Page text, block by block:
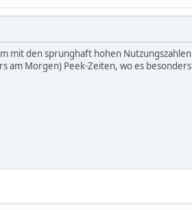
mit den sprunghaft hohen Nutzungszahlen
am Morgen) Peek-Zeiten, wo es besonders